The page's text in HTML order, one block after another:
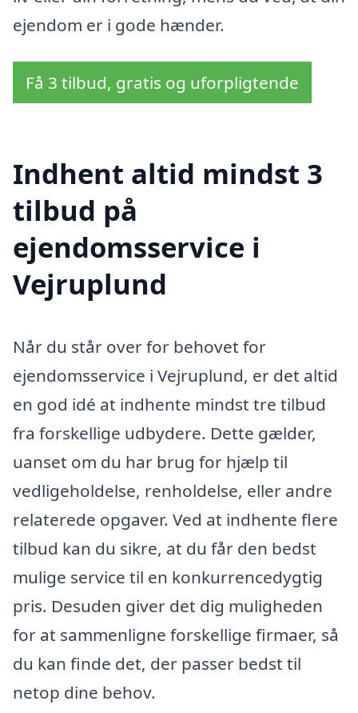
ejendom er i gode hænder.
Få 3 tilbud, gratis og uforpligtende
Indhent altid mindst 3
tilbud på
ejendomsservice i
Vejruplund
Når du står over for behovet for
ejendomsservice i Vejruplund, er det altid
en god idé at indhente mindst tre tilbud
fra forskellige udbydere. Dette gælder,
uanset om du har brug for hjælp til
vedligeholdelse, renholdelse, eller andre
relaterede opgaver. Ved at indhente flere
tilbud kan du sikre, at du får den bedst
mulige service til en konkurrencedygtig
pris. Desuden giver det dig muligheden
for at sammenligne forskellige firmaer, så
du kan finde det, der passer bedst til
netop dine behov.